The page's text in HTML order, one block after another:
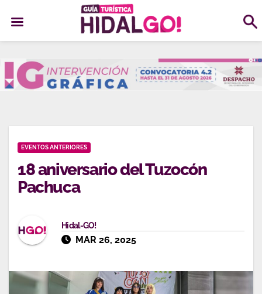
contenido
EVENTOS ANTERIORES
18 aniversario del Tuzocón
Pachuca
Hidal-GO!
MAR 26, 2025